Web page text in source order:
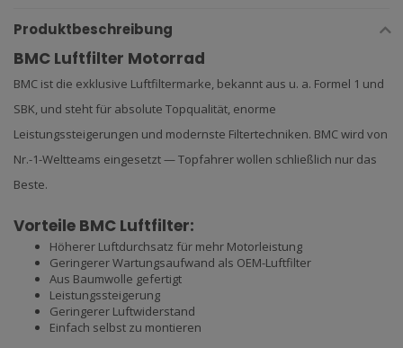
Produktbeschreibung
BMC Luftfilter Motorrad
BMC ist die exklusive Luftfiltermarke, bekannt aus u. a. Formel 1 und
SBK, und steht für absolute Topqualität, enorme
Leistungssteigerungen und modernste Filtertechniken. BMC wird von
Nr.-1-Weltteams eingesetzt — Topfahrer wollen schließlich nur das
Beste.
Vorteile BMC Luftfilter:
Höherer Luftdurchsatz für mehr Motorleistung
Geringerer Wartungsaufwand als OEM-Luftfilter
Aus Baumwolle gefertigt
Leistungssteigerung
Geringerer Luftwiderstand
Einfach selbst zu montieren